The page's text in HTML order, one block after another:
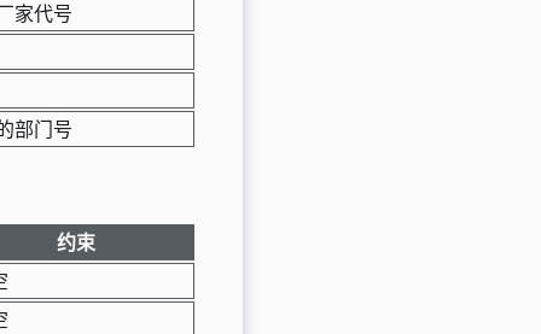
家代号
部门号
约束